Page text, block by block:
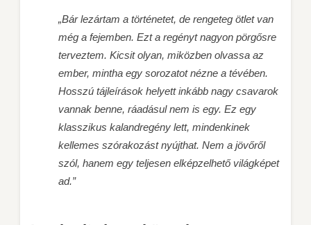
„Bár lezártam a történetet, de rengeteg ötlet van
még a fejemben. Ezt a regényt nagyon pörgősre
terveztem. Kicsit olyan, miközben olvassa az
ember, mintha egy sorozatot nézne a tévében.
Hosszú tájleírások helyett inkább nagy csavarok
vannak benne, ráadásul nem is egy. Ez egy
klasszikus kalandregény lett, mindenkinek
kellemes szórakozást nyújthat. Nem a jövőről
szól, hanem egy teljesen elképzelhető világképet
ad.”